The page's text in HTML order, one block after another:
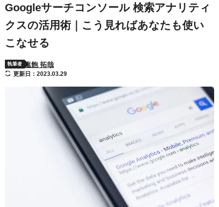
Googleサーチコンソール 検索アナリティ
クスの活用術｜こう見ればあなたも使い
こなせる
執筆者 塩飽 拓哉
更新日：2023.03.29